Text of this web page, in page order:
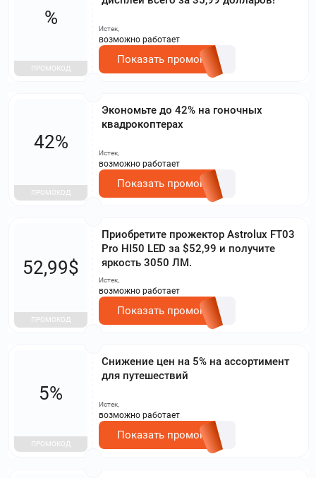
%
ПРОМОКОД
Истек,
возможно работает
Показать промокод
Экономьте до 42% на гоночных
квадрокоптерах
42%
ПРОМОКОД
Истек,
возможно работает
Показать промокод
Приобретите прожектор Astrolux FT03
Pro HI50 LED за $52,99 и получите
яркость 3050 ЛМ.
52,99$
ПРОМОКОД
Истек,
возможно работает
Показать промокод
Снижение цен на 5% на ассортимент
для путешествий
5%
ПРОМОКОД
Истек,
возможно работает
Показать промокод